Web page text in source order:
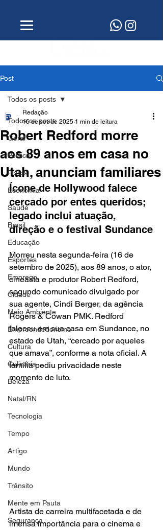
Post
Todos os posts
Geral
Política
Polícia
Economia
Saúde
Brasil
Educação
Esportes
Emprego
Cidade
Meio Ambiente
Empreendedorismo
Cultura
Culinária
Beleza
Natal/RN
Tecnologia
Tempo
Artigo
Mundo
Trânsito
Mente em Pauta
Segurança
Todos os posts
Robert Redford morre
aos 89 anos em casa no
Utah, anunciam familiares
Redação
16 de set. de 2025 1 min de leitura
Ícone de Hollywood falece
cercado por entes queridos;
legado inclui atuação,
direção e o festival Sundance
Morreu nesta segunda-feira (16 de
setembro de 2025), aos 89 anos, o ator,
cineasta e produtor Robert Redford,
segundo comunicado divulgado por
sua agente, Cindi Berger, da agência
Rogers & Cowan PMK. Redford
faleceu em sua casa em Sundance, no
estado de Utah, “cercado por aqueles
que amava”, conforme a nota oficial. A
família pediu privacidade neste
momento de luto.
Artista de carreira multifacetada e de
imensa importância para o cinema e